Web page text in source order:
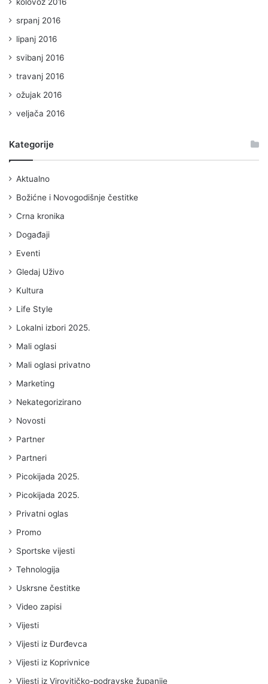
srpanj 2016
lipanj 2016
svibanj 2016
travanj 2016
ožujak 2016
veljača 2016
Kategorije
Aktualno
Božićne i Novogodišnje čestitke
Crna kronika
Događaji
Eventi
Gledaj Uživo
Kultura
Life Style
Lokalni izbori 2025.
Mali oglasi
Mali oglasi privatno
Marketing
Nekategorizirano
Novosti
Partner
Partneri
Picokijada 2025.
Picokijada 2025.
Privatni oglas
Promo
Sportske vijesti
Tehnologija
Uskrsne čestitke
Video zapisi
Vijesti
Vijesti iz Đurđevca
Vijesti iz Koprivnice
Vijesti iz Virovitičko-podravske županije